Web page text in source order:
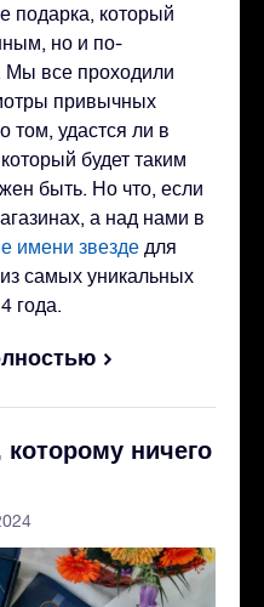
подарка, который
но и по-
Мы все проходили
привычных
том, удастся ли в
будет таким
быть. Но что, если
а над нами в
имени звезде для
самых уникальных
года.
ничего